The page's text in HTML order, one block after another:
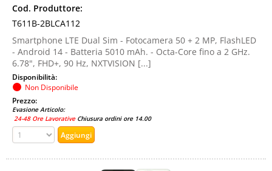
Cod. Produttore:
T611B-2BLCA112
Smartphone LTE Dual Sim - Fotocamera 50 + 2 MP, FlashLED
- Android 14 - Batteria 5010 mAh. - Octa-Core fino a 2 GHz.
6.78", FHD+, 90 Hz, NXTVISION [...]
Disponibilità:
Non Disponibile
Prezzo:
Evasione Articolo:
24-48 Ore Lavorative Chiusura ordini ore 14.00